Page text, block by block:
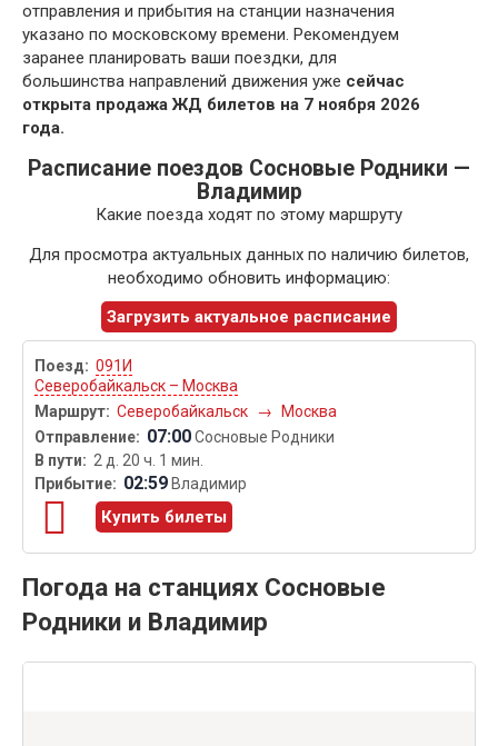
отправления и прибытия на станции назначения
указано по московскому времени. Рекомендуем
заранее планировать ваши поездки, для
большинства направлений движения уже сейчас
открыта продажа ЖД билетов на 7 ноября 2026
года.
Расписание поездов Сосновые Родники —
Владимир
Какие поезда ходят по этому маршруту
Для просмотра актуальных данных по наличию билетов,
необходимо обновить информацию:
Загрузить актуальное расписание
091И
Северобайкальск – Москва
Северобайкальск
→ Москва
07:00Сосновые Родники
2 д. 20 ч. 1 мин.
02:59 Владимир
Купить билеты
Погода на станциях Сосновые
Родники и Владимир